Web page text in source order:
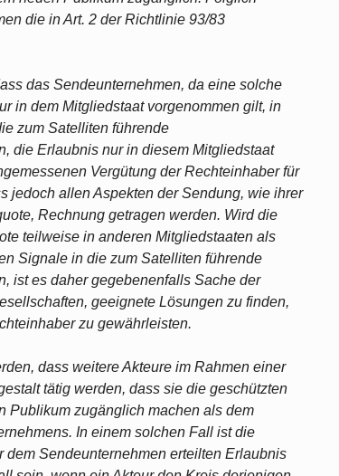
die in Art. 2 der Richtlinie 93/83
das Sendeunternehmen, da eine solche
in dem Mitgliedstaat vorgenommen gilt, in
zum Satelliten führende
die Erlaubnis nur in diesem Mitgliedstaat
Vergütung der Rechteinhaber für
jedoch allen Aspekten der Sendung, wie ihrer
Rechnung getragen werden. Wird die
teilweise in anderen Mitgliedstaaten als
Signale in die zum Satelliten führende
ist es daher gegebenenfalls Sache der
geeignete Lösungen zu finden,
zu gewährleisten.
dass weitere Akteure im Rahmen einer
tätig werden, dass sie die geschützten
Publikum zugänglich machen als dem
In einem solchen Fall ist die
dem Sendeunternehmen erteilten Erlaubnis